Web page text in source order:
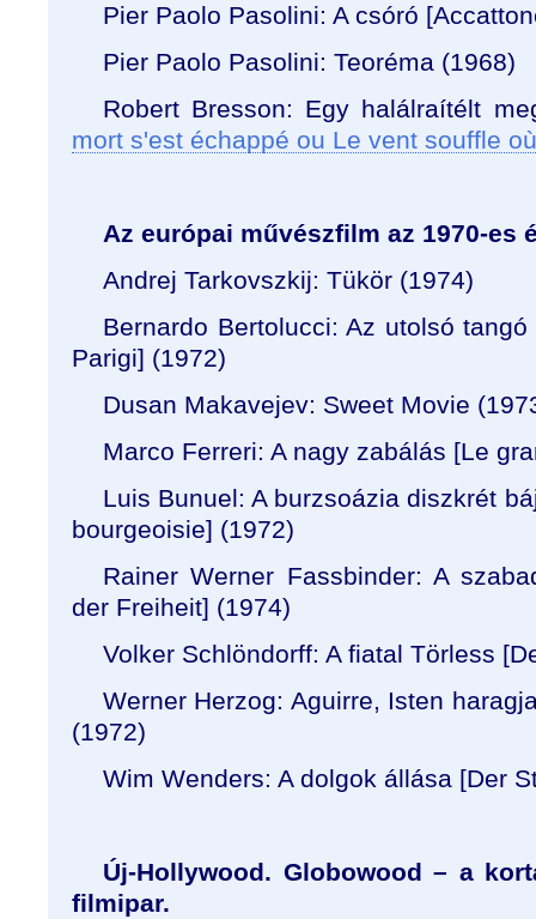
Pier Paolo Pasolini: A csóró
Pier Paolo Pasolini: Teoréma (1968)
Robert Bresson: Egy halálraítélt
mort s'est échappé ou Le vent souffle
Az európai művészfilm az 1970-es
Andrej Tarkovszkij: Tükör (1974)
Bernardo Bertolucci: Az utolsó
Parigi] (1972)
Dusan Makavejev: Sweet Movie
Marco Ferreri: A nagy zabálás [Le
Luis Bunuel: A burzsoázia diszkrét
bourgeoisie] (1972)
Rainer Werner Fassbinder: A
der Freiheit] (1974)
Volker Schlöndorff: A fiatal Törless [
Werner Herzog: Aguirre, Isten
(1972)
Wim Wenders: A dolgok állása [Der
Új-Hollywood. Globowood – a
filmipar.